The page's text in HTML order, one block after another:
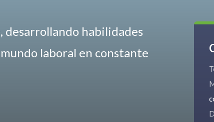
desarrollando habilidades
laboral en constante